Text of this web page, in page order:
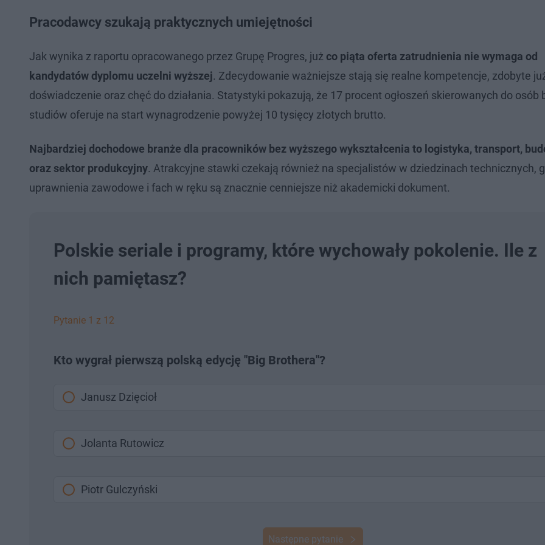
Pracodawcy szukają praktycznych umiejętności
Jak wynika z raportu opracowanego przez Grupę Progres, już co piąta oferta zatrudnienia nie wymaga od
kandydatów dyplomu uczelni wyższej. Zdecydowanie ważniejsze stają się realne kompetencje, zdobyte
doświadczenie oraz chęć do działania. Statystyki pokazują, że 17 procent ogłoszeń skierowanych do osób
studiów oferuje na start wynagrodzenie powyżej 10 tysięcy złotych brutto.
Najbardziej dochodowe branże dla pracowników bez wyższego wykształcenia to logistyka, transport,
oraz sektor produkcyjny. Atrakcyjne stawki czekają również na specjalistów w dziedzinach technicznych,
uprawnienia zawodowe i fach w ręku są znacznie cenniejsze niż akademicki dokument.
Polskie seriale i programy, które wychowały pokolenie. Ile z
nich pamiętasz?
Pytanie 1 z 12
Kto wygrał pierwszą polską edycję "Big Brothera"?
Janusz Dzięcioł
Jolanta Rutowicz
Piotr Gulczyński
Następne pytanie